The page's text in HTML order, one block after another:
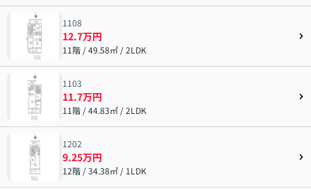
1108
12.7万円
11階 / 49.58㎡ / 2LDK
1103
11.7万円
11階 / 44.83㎡ / 2LDK
1202
9.25万円
12階 / 34.38㎡ / 1LDK